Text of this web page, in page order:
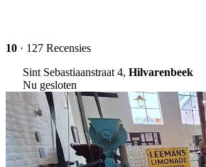
10 · 127 Recensies
Sint Sebastiaanstraat 4, Hilvarenbeek
Nu gesloten